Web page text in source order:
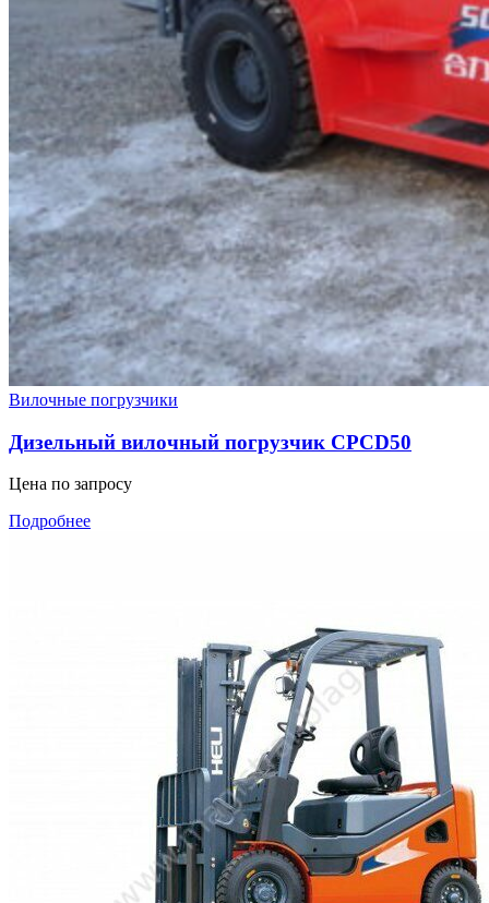
Вилочные погрузчики
Дизельный вилочный погрузчик CPCD50
Цена по запросу
Подробнее